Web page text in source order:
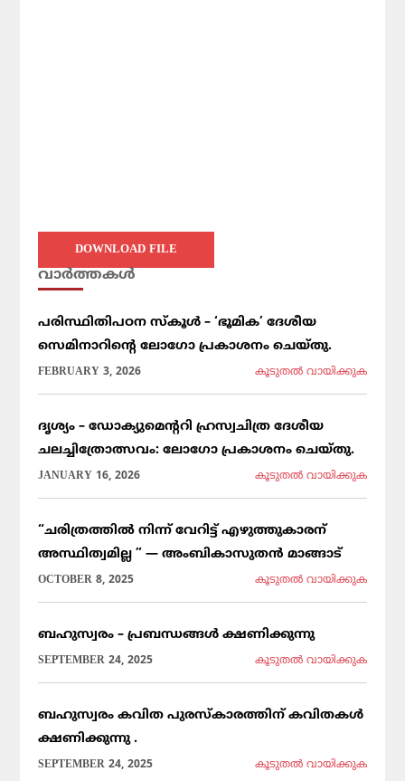
DOWNLOAD FILE
വാര്‍ത്തകള്‍
പരിസ്ഥിതിപഠന സ്കൂൾ – ‘ഭൂമിക’ ദേശീയ
സെമിനാറിൻ്റെ ലോഗോ പ്രകാശനം ചെയ്തു.
FEBRUARY 3, 2026 കൂടുതല്‍ വായിക്കുക
ദൃശ്യം – ഡോക്യുമെന്ററി ഹ്രസ്വചിത്ര ദേശീയ
ചലച്ചിത്രോത്സവം: ലോഗോ പ്രകാശനം ചെയ്തു.
JANUARY 16, 2026 കൂടുതല്‍ വായിക്കുക
“ചരിത്രത്തിൽ നിന്ന് വേറിട്ട് എഴുത്തുകാരന്
അസ്ഥിത്വമില്ല ” — അംബികാസുതൻ മാങ്ങാട്
OCTOBER 8, 2025 കൂടുതല്‍ വായിക്കുക
ബഹുസ്വരം – പ്രബന്ധങ്ങൾ ക്ഷണിക്കുന്നു
SEPTEMBER 24, 2025 കൂടുതല്‍ വായിക്കുക
ബഹുസ്വരം കവിത പുരസ്കാരത്തിന് കവിതകൾ
ക്ഷണിക്കുന്നു .
SEPTEMBER 24, 2025 കൂടുതല്‍ വായിക്കുക